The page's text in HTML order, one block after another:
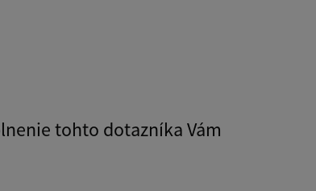
tohto dotazníka Vám